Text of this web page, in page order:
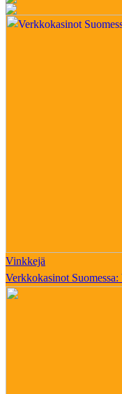
Vinkkejä
Verkkokasinot